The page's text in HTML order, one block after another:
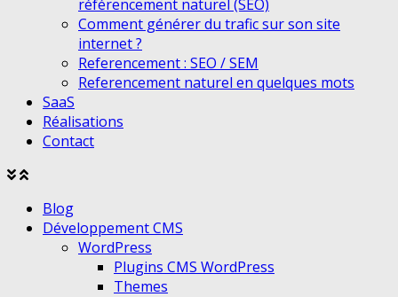
référencement naturel (SEO)
Comment générer du trafic sur son site
internet ?
Referencement : SEO / SEM
Referencement naturel en quelques mots
SaaS
Réalisations
Contact
Agrandir
menu
Réduire
menu
Blog
Développement CMS
WordPress
Plugins CMS WordPress
Themes